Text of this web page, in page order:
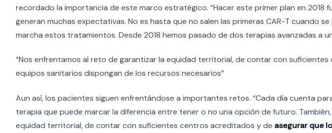
recordado la importancia de este marco estratégico. “Hacer este primer plan en 2018
generan muchas expectativas. No es hasta que no salen las primeras CAR-T cuando
marcha estos tratamientos. Desde 2018 hemos pasado de dos terapias avanzadas a
“Nos enfrentamos al reto de garantizar la equidad territorial, de contar con
equipos sanitarios dispongan de los recursos necesarios”
Aun así, los pacientes siguen enfrentándose a importantes retos. “Cada día cuenta
terapia que puede marcar la diferencia entre tener o no una opción de futuro.
equidad territorial, de contar con suficientes centros acreditados y de asegurar que